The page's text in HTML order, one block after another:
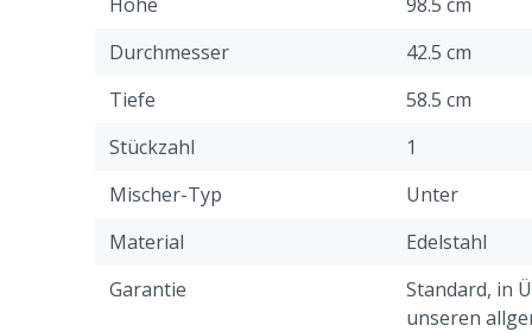
Durchmesser
42.5 cm
Tiefe
58.5 cm
Stückzahl
1
Mischer-Typ
Unter
Material
Edelstahl
Garantie
Standard, in
unseren